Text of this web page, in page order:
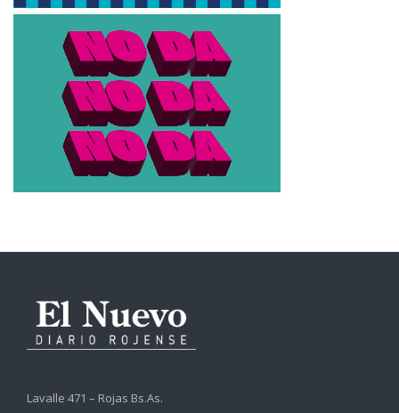
Lavalle 471 – Rojas Bs.As.